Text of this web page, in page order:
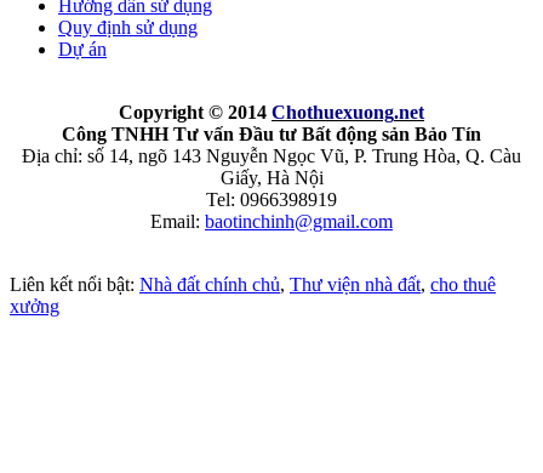
Hướng dẩn sử dụng
Quy định sử dụng
Dự án
Copyright © 2014 Chothuexuong.net
Công TNHH Tư vấn Đầu tư Bất động sản Bảo Tín
Địa chỉ: số 14, ngõ 143 Nguyễn Ngọc Vũ, P. Trung Hòa, Q. Càu
Giấy, Hà Nội
Tel: 0966398919
Email: baotinchinh@gmail.com
Liên kết nổi bật: Nhà đất chính chủ, Thư viện nhà đất, cho thuê
xưởng